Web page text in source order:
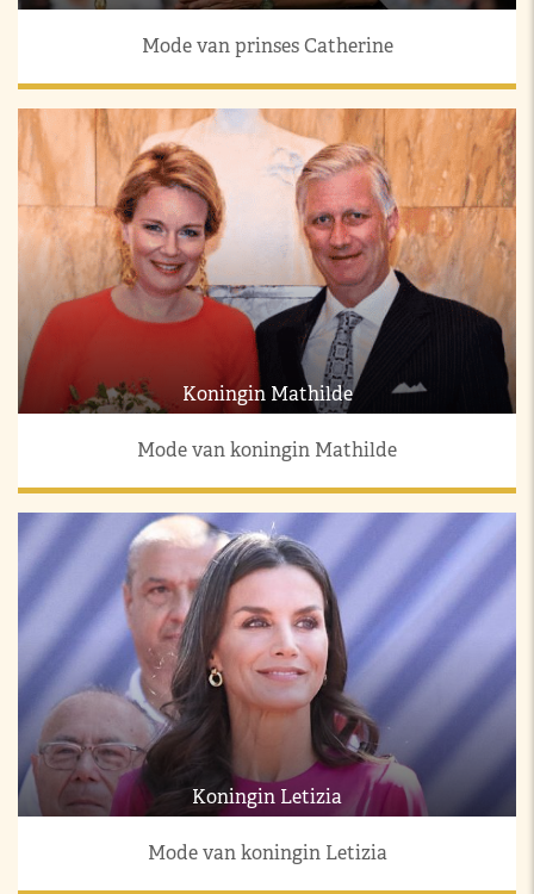
Mode van prinses Catherine
Koningin Mathilde
Mode van koningin Mathilde
Koningin Letizia
Mode van koningin Letizia